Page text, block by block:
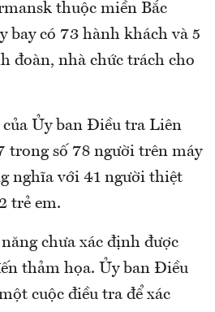
thuộc miền Bắc
bay có 73 hành khách và 5
đoàn, nhà chức trách cho
Ủy ban Điều tra Liên
trong số 78 người trên máy
nghĩa với 41 người thiệt
trẻ em.
chưa xác định được
thảm họa. Ủy ban Điều
cuộc điều tra để xác